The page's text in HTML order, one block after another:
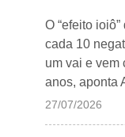
O “efeito
cada 10
um vai e vem
anos, aponta
27/07/2026